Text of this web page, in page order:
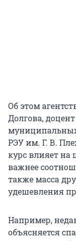
Об этом
Долгова,
РЭУ им. Г. В.
курс влияет на
важнее
также масса
удешевления
Например,
объясняется